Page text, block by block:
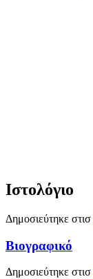
Ιστολόγιο
Δημοσιεύτηκε στισ
Βιογραφικό
Δημοσιεύτηκε στισ